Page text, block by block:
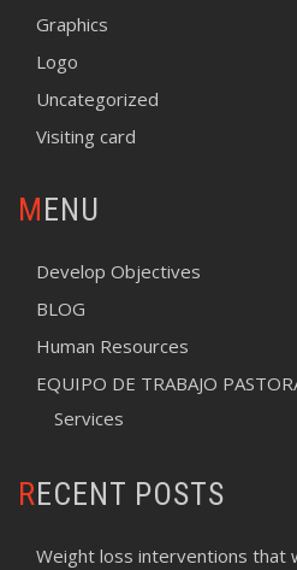
Graphics
Logo
Uncategorized
Visiting card
MENU
Develop Objectives
BLOG
Human Resources
EQUIPO DE TRABAJO
Services
RECENT POSTS
Weight loss interventions that